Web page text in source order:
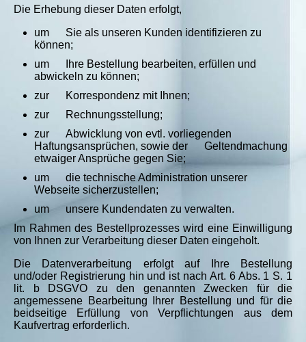
Die Erhebung dieser Daten erfolgt,
um Sie als unseren Kunden identifizieren zu
können;
um Ihre Bestellung bearbeiten, erfüllen und
abwickeln zu können;
zur Korrespondenz mit Ihnen;
zur Rechnungsstellung;
zur Abwicklung von evtl. vorliegenden
Haftungsansprüchen, sowie der Geltendmachung
etwaiger Ansprüche gegen Sie;
um die technische Administration unserer
Webseite sicherzustellen;
um unsere Kundendaten zu verwalten.
Im Rahmen des Bestellprozesses wird eine Einwilligung
von Ihnen zur Verarbeitung dieser Daten eingeholt.
Die Datenverarbeitung erfolgt auf Ihre Bestellung
und/oder Registrierung hin und ist nach Art. 6 Abs. 1 S. 1
lit. b DSGVO zu den genannten Zwecken für die
angemessene Bearbeitung Ihrer Bestellung und für die
beidseitige Erfüllung von Verpflichtungen aus dem
Kaufvertrag erforderlich.